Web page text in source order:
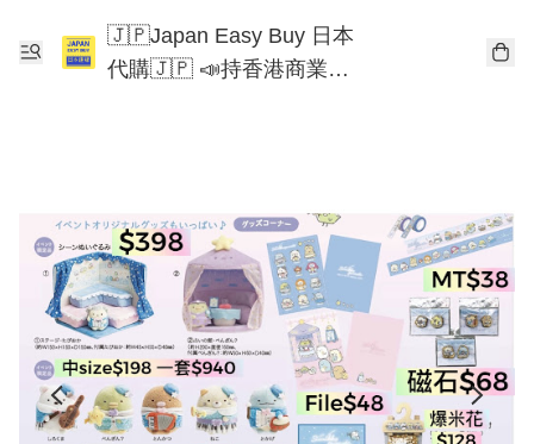
🇯🇵Japan Easy Buy 日本
代購🇯🇵 📣持香港商業登